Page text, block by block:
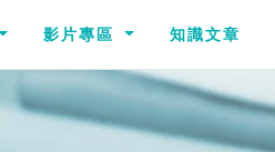
影片專區 知識文章